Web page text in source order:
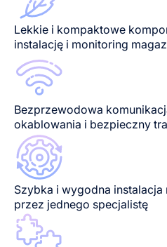
Lekkie i kompaktowe
instalację i monitoring
Bezprzewodowa
okablowania i bezpieczny
Szybka i wygodna
przez jednego specjalistę